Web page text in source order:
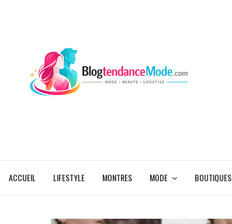
ACCUEIL LIFESTYLE MONTRES MODE BOUTIQUES